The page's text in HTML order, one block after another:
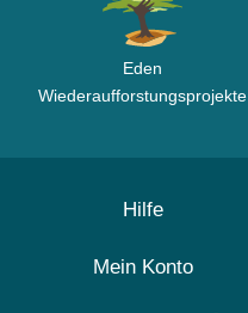
Eden
Wiederaufforstungsprojekte
Hilfe
Mein Konto